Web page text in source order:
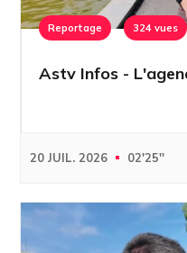
Reportage 324 vues
Astv Infos -
20 JUIL. 2026 02'25''